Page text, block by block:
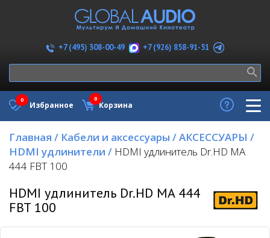
+7 (495) 308-00-49 +7 (926) 858-91-51
Избранное
0
Корзина
0
Главная / Кабели и аксессуары /АКСЕССУАРЫ /
HDMI удлинители / HDMI удлинитель Dr.HD MA
444 FBT 100
HDMI удлинитель Dr.HD MA 444
FBT 100